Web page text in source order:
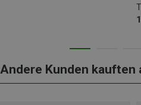
Andere Kunden kauften